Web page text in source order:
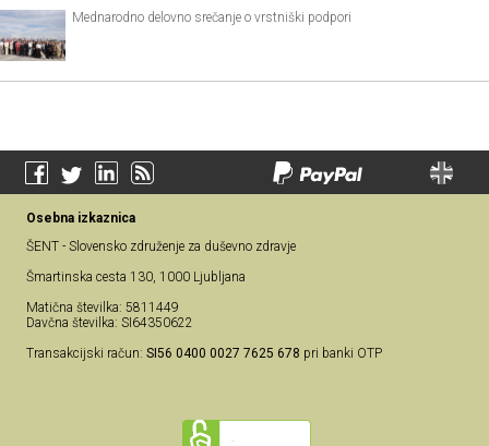
Mednarodno delovno srečanje o vrstniški podpori
Osebna izkaznica
ŠENT - Slovensko združenje za duševno zdravje
Šmartinska cesta 130, 1000 Ljubljana
Matična številka: 5811449
Davčna številka: SI64350622
Transakcijski račun: SI56 0400 0027 7625 678 pri banki OTP